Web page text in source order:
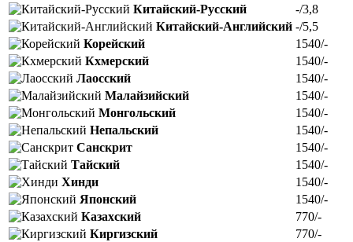
Китайский-Русский
-/3,8
Китайский-Английский -/5,5
Корейский
1540/-
Кхмерский
1540/-
Лаосский
1540/-
Малайзийский
1540/-
Монгольский
1540/-
Непальский
1540/-
Санскрит
1540/-
Тайский
1540/-
Хинди
1540/-
Японский
1540/-
Казахский
770/-
Киргизский
770/-